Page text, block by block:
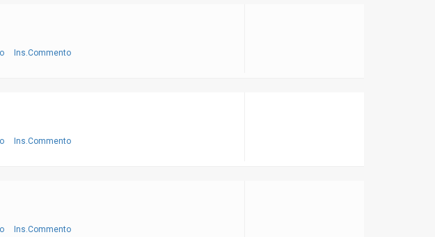
Ins.Commento
Ins.Commento
Ins.Commento